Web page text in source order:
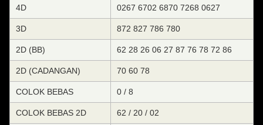
4D 0267 6702 6870 7268 0627
3D 872 827 786 780
2D (BB) 62 28 26 06 27 87 76 78 72 86
2D (CADANGAN) 70 60 78
COLOK BEBAS 0 / 8
COLOK BEBAS 2D 62 / 20 / 02